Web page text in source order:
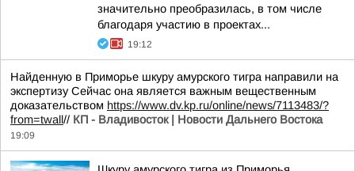
значительно преобразилась, в том числе
благодаря участию в проектах...
19:12
Найденную в Приморье шкуру амурского тигра направили на
экспертизу Сейчас она является важным вещественным
доказательством https://www.dv.kp.ru/online/news/7113483/?
from=twall// КП - Владивосток | Новости Дальнего Востока
19:09